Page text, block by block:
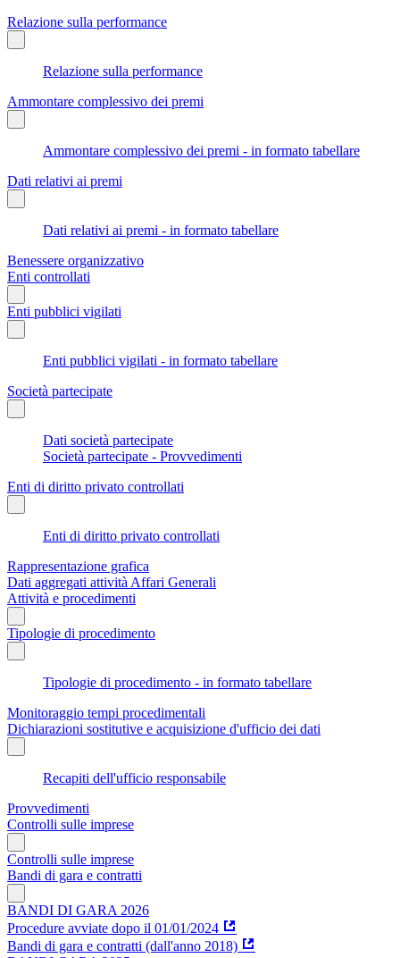
Relazione sulla performance
Relazione sulla performance
Ammontare complessivo dei premi
Ammontare complessivo dei premi - in formato tabellare
Dati relativi ai premi
Dati relativi ai premi - in formato tabellare
Benessere organizzativo
Enti controllati
Enti pubblici vigilati
Enti pubblici vigilati - in formato tabellare
Società partecipate
Dati società partecipate
Società partecipate - Provvedimenti
Enti di diritto privato controllati
Enti di diritto privato controllati
Rappresentazione grafica
Dati aggregati attività Affari Generali
Attività e procedimenti
Tipologie di procedimento
Tipologie di procedimento - in formato tabellare
Monitoraggio tempi procedimentali
Dichiarazioni sostitutive e acquisizione d'ufficio dei dati
Recapiti dell'ufficio responsabile
Provvedimenti
Controlli sulle imprese
Controlli sulle imprese
Bandi di gara e contratti
BANDI DI GARA 2026
Procedure avviate dopo il 01/01/2024
Bandi di gara e contratti (dall'anno 2018)